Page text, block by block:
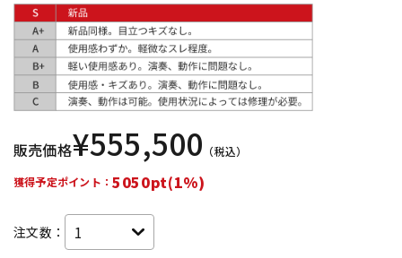
販売価格¥555,500 （税込）
獲得予定ポイント： 5050pt(1%)
注文数：